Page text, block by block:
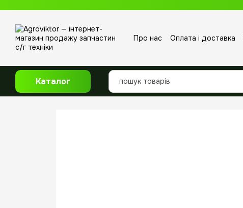
Про нас Оплата і доставка
Каталог